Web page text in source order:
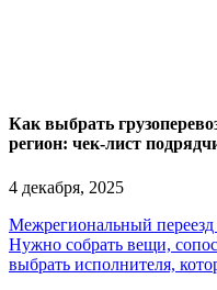
Как выбрать
регион: чек-лист
4 декабря, 2025
Межрегиональный переезд
Нужно собрать вещи,
выбрать исполнителя,